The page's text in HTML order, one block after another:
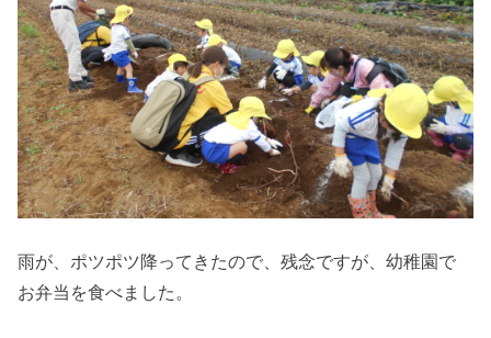
雨が、ポツポツ降ってきたので、残念ですが、幼稚園で
お弁当を食べました。